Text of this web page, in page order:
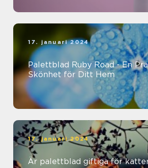
17. januari 2024
Palettblad Ruby Road - En
Skönhet för Ditt Hem
17. januari 2024
Är palettblad giftiga för